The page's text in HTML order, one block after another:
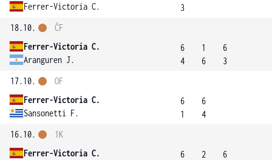
Ferrer-Victoria C.
3
18.10.
Ferrer-Victoria C.
Aranguren J.
ČF
6
4
1
6
6
3
17.10.
Ferrer-Victoria C.
Sansonetti F.
OF
6
1
6
4
16.10.
Ferrer-Victoria C.
1K
6
2
6